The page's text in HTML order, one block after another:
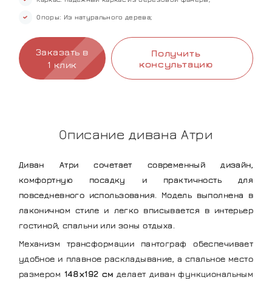
Опоры: Из натурального дерева;
Заказать в
1 клик
Получить
консультацию
Описание дивана Атри
Диван Атри сочетает современный дизайн,
комфортную посадку и практичность для
повседневного использования. Модель выполнена в
лаконичном стиле и легко вписывается в интерьер
гостиной, спальни или зоны отдыха.
Механизм трансформации пантограф обеспечивает
удобное и плавное раскладывание, а спальное место
размером 148х192 см делает диван функциональным